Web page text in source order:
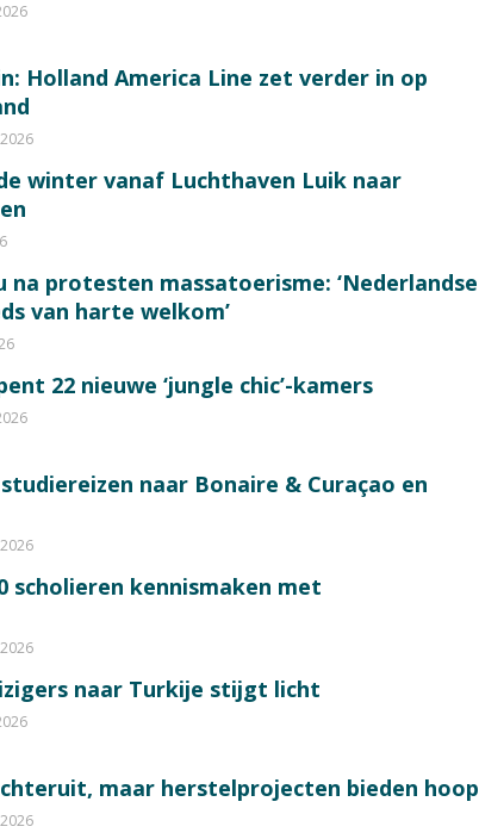
Holland America Line zet verder in op
winter vanaf Luchthaven Luik naar
na protesten massatoerisme: ‘Nederlandse
van harte welkom’
22 nieuwe ‘jungle chic’-kamers
naar Bonaire & Curaçao en
scholieren kennismaken met
naar Turkije stijgt licht
maar herstelprojecten bieden hoop